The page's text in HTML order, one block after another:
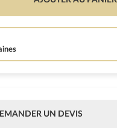
UN DEVIS